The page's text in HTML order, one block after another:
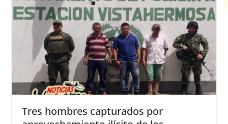
Tres hombres capturados por